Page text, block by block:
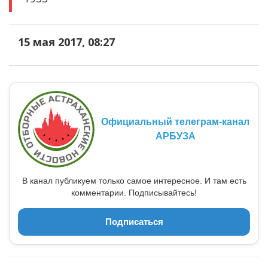
15 мая 2017, 08:27
Официальный телеграм-канал
АРБУЗА
В канал публикуем только самое интересное. И там есть
комментарии. Подписывайтесь!
Подписаться